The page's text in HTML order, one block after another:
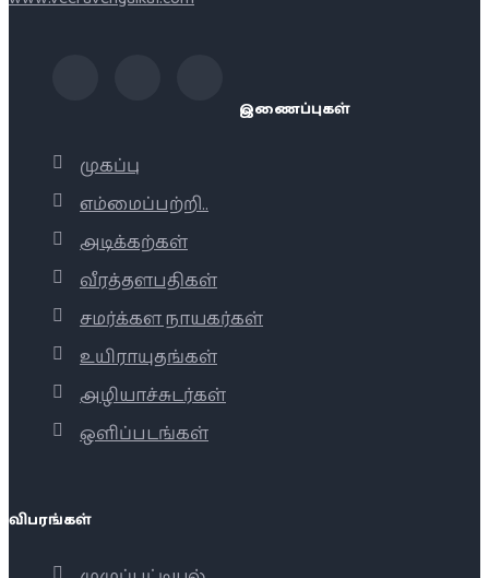
இணைப்புகள்
முகப்பு
எம்மைப்பற்றி..
அடிக்கற்கள்
வீரத்தளபதிகள்
சமர்க்கள நாயகர்கள்
உயிராயுதங்கள்
அழியாச்சுடர்கள்
ஒளிப்படங்கள்
விபரங்கள்